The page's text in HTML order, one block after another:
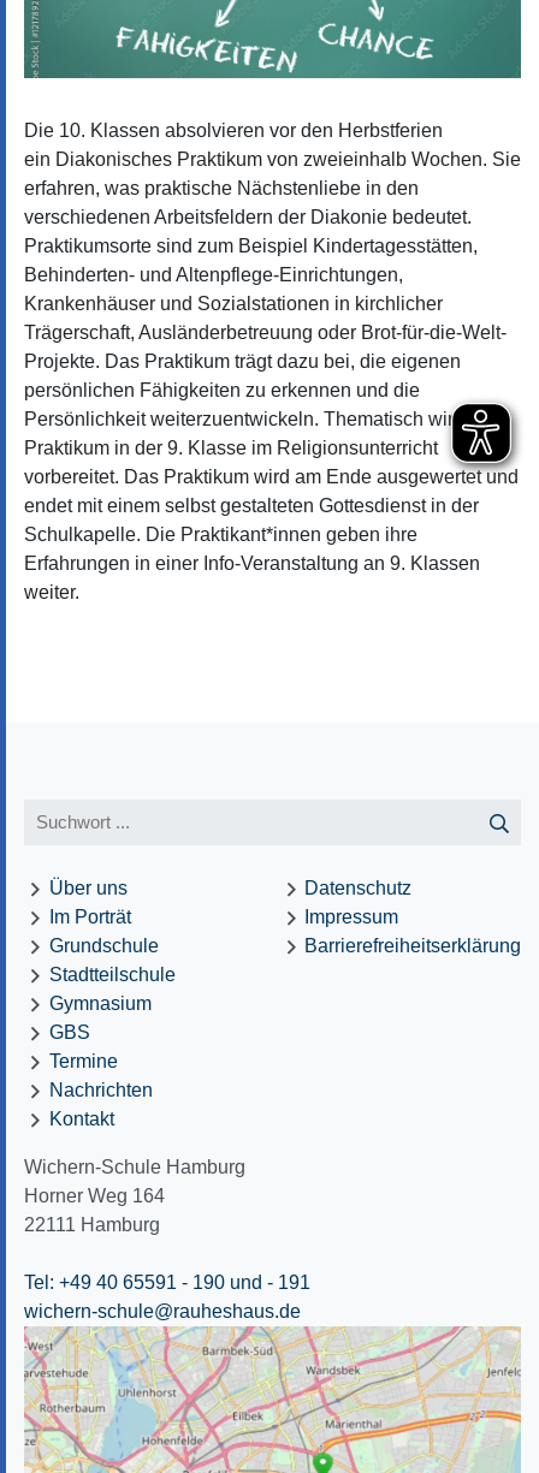
Die 10. Klassen absolvieren vor den Herbstferien
ein Diakonisches Praktikum von zweieinhalb Wochen. Sie
erfahren, was praktische Nächstenliebe in den
verschiedenen Arbeitsfeldern der Diakonie bedeutet.
Praktikumsorte sind zum Beispiel Kindertagesstätten,
Behinderten- und Altenpflege-Einrichtungen,
Krankenhäuser und Sozialstationen in kirchlicher
Trägerschaft, Ausländerbetreuung oder Brot-für-die-Welt-
Projekte. Das Praktikum trägt dazu bei, die eigenen
persönlichen Fähigkeiten zu erkennen und die
Persönlichkeit weiterzuentwickeln. Thematisch wird das
Praktikum in der 9. Klasse im Religionsunterricht
vorbereitet. Das Praktikum wird am Ende ausgewertet und
endet mit einem selbst gestalteten Gottesdienst in der
Schulkapelle. Die Praktikant*innen geben ihre
Erfahrungen in einer Info-Veranstaltung an 9. Klassen
weiter.
Über uns
Im Porträt
Grundschule
Stadtteilschule
Gymnasium
GBS
Termine
Nachrichten
Kontakt
Datenschutz
Impressum
Barrierefreiheitserklärung
Wichern-Schule Hamburg
Horner Weg 164
22111 Hamburg
Tel: +49 40 65591 - 190 und - 191
wichern-schule@rauheshaus.de